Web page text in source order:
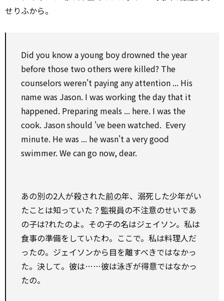
せりふから。
Did you know a young boy drowned the year
before those two others were killed? The
counselors weren't payinganyattention ... His
name was Jason. I was working the day that it
happened. Preparing meals ... here. I was the
cook. Jasonshould 've been watched. Every
minute. He was ... he wasn't a very good
swimmer. We can go now, dear.
あの別の2人が殺された前の年、溺死した少年がい
たことは知っていた？監視員の不注意のせいであ
の子は?れたのよ。その子の名はジェイソン。私は
食事の準備をしていたわ。ここで。私は料理人だ
ったの。ジェイソンから目を離すべきではなかっ
た。決して。彼は……彼は泳ぎが得意ではなかっ
たの。